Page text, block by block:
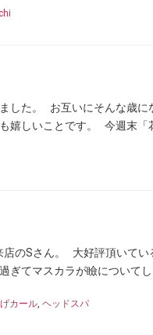
した。 お互いにそんな歳に
嬉しいことです。 今週末「
のSさん。 大好評頂いてい
ぎてマスカラが瞼について
カール ヘッドスパ